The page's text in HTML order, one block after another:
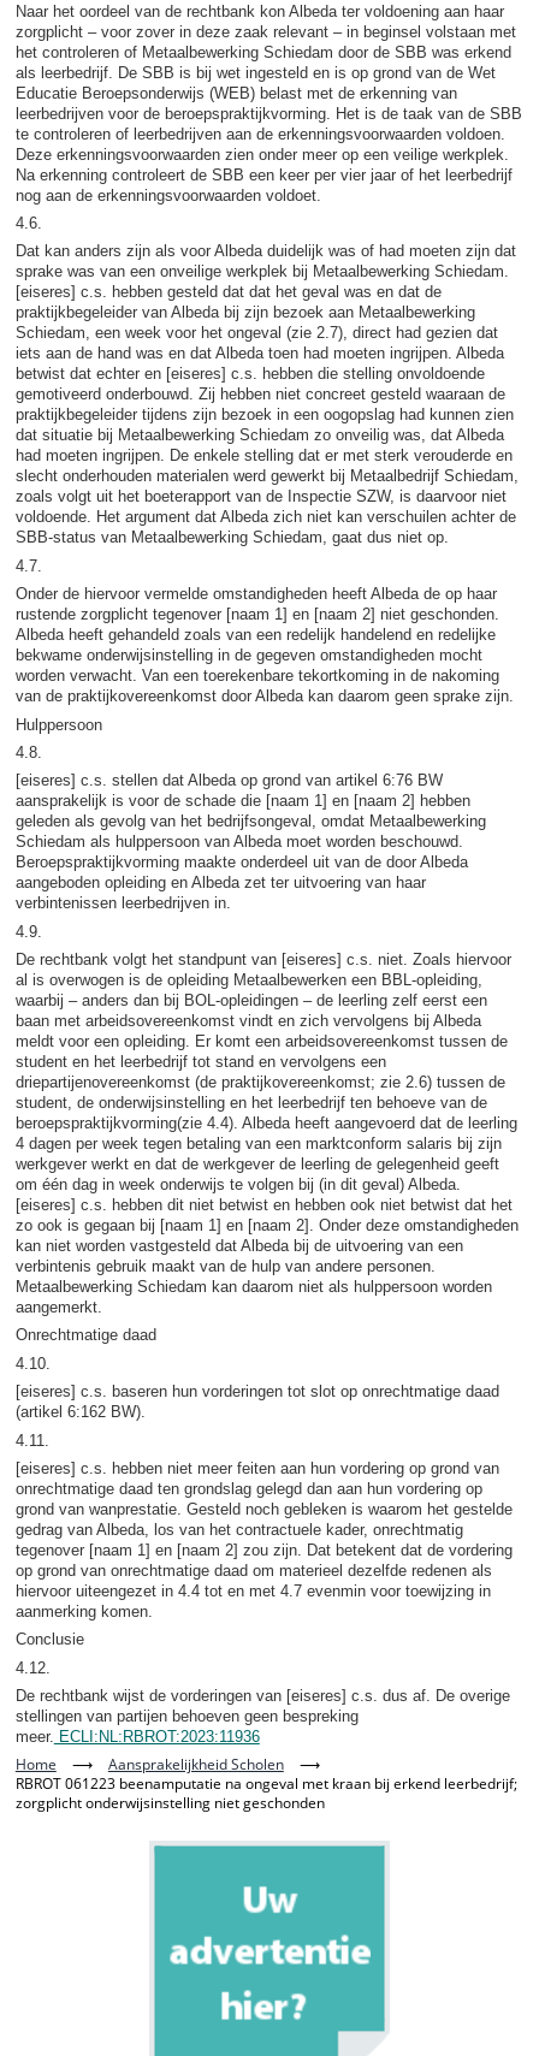
Naar het oordeel van de rechtbank kon Albeda ter voldoening aan haar
zorgplicht – voor zover in deze zaak relevant – in beginsel volstaan met
het controleren of Metaalbewerking Schiedam door de SBB was erkend
als leerbedrijf. De SBB is bij wet ingesteld en is op grond van de Wet
Educatie Beroepsonderwijs (WEB) belast met de erkenning van
leerbedrijven voor de beroepspraktijkvorming. Het is de taak van de SBB
te controleren of leerbedrijven aan de erkenningsvoorwaarden voldoen.
Deze erkenningsvoorwaarden zien onder meer op een veilige werkplek.
Na erkenning controleert de SBB een keer per vier jaar of het leerbedrijf
nog aan de erkenningsvoorwaarden voldoet.
4.6.
Dat kan anders zijn als voor Albeda duidelijk was of had moeten zijn dat
sprake was van een onveilige werkplek bij Metaalbewerking Schiedam.
[eiseres] c.s. hebben gesteld dat dat het geval was en dat de
praktijkbegeleider van Albeda bij zijn bezoek aan Metaalbewerking
Schiedam, een week voor het ongeval (zie 2.7), direct had gezien dat
iets aan de hand was en dat Albeda toen had moeten ingrijpen. Albeda
betwist dat echter en [eiseres] c.s. hebben die stelling onvoldoende
gemotiveerd onderbouwd. Zij hebben niet concreet gesteld waaraan de
praktijkbegeleider tijdens zijn bezoek in een oogopslag had kunnen zien
dat situatie bij Metaalbewerking Schiedam zo onveilig was, dat Albeda
had moeten ingrijpen. De enkele stelling dat er met sterk verouderde en
slecht onderhouden materialen werd gewerkt bij Metaalbedrijf Schiedam,
zoals volgt uit het boeterapport van de Inspectie SZW, is daarvoor niet
voldoende. Het argument dat Albeda zich niet kan verschuilen achter de
SBB-status van Metaalbewerking Schiedam, gaat dus niet op.
4.7.
Onder de hiervoor vermelde omstandigheden heeft Albeda de op haar
rustende zorgplicht tegenover [naam 1] en [naam 2] niet geschonden.
Albeda heeft gehandeld zoals van een redelijk handelend en redelijke
bekwame onderwijsinstelling in de gegeven omstandigheden mocht
worden verwacht. Van een toerekenbare tekortkoming in de nakoming
van de praktijkovereenkomst door Albeda kan daarom geen sprake zijn.
Hulppersoon
4.8.
[eiseres] c.s. stellen dat Albeda op grond van artikel 6:76 BW
aansprakelijk is voor de schade die [naam 1] en [naam 2] hebben
geleden als gevolg van het bedrijfsongeval, omdat Metaalbewerking
Schiedam als hulppersoon van Albeda moet worden beschouwd.
Beroepspraktijkvorming maakte onderdeel uit van de door Albeda
aangeboden opleiding en Albeda zet ter uitvoering van haar
verbintenissen leerbedrijven in.
4.9.
De rechtbank volgt het standpunt van [eiseres] c.s. niet. Zoals hiervoor
al is overwogen is de opleiding Metaalbewerken een BBL-opleiding,
waarbij – anders dan bij BOL-opleidingen – de leerling zelf eerst een
baan met arbeidsovereenkomst vindt en zich vervolgens bij Albeda
meldt voor een opleiding. Er komt een arbeidsovereenkomst tussen de
student en het leerbedrijf tot stand en vervolgens een
driepartijenovereenkomst (de praktijkovereenkomst; zie 2.6) tussen de
student, de onderwijsinstelling en het leerbedrijf ten behoeve van de
beroepspraktijkvorming(zie 4.4). Albeda heeft aangevoerd dat de leerling
4 dagen per week tegen betaling van een marktconform salaris bij zijn
werkgever werkt en dat de werkgever de leerling de gelegenheid geeft
om één dag in week onderwijs te volgen bij (in dit geval) Albeda.
[eiseres] c.s. hebben dit niet betwist en hebben ook niet betwist dat het
zo ook is gegaan bij [naam 1] en [naam 2]. Onder deze omstandigheden
kan niet worden vastgesteld dat Albeda bij de uitvoering van een
verbintenis gebruik maakt van de hulp van andere personen.
Metaalbewerking Schiedam kan daarom niet als hulppersoon worden
aangemerkt.
Onrechtmatige daad
4.10.
[eiseres] c.s. baseren hun vorderingen tot slot op onrechtmatige daad
(artikel 6:162 BW).
4.11.
[eiseres] c.s. hebben niet meer feiten aan hun vordering op grond van
onrechtmatige daad ten grondslag gelegd dan aan hun vordering op
grond van wanprestatie. Gesteld noch gebleken is waarom het gestelde
gedrag van Albeda, los van het contractuele kader, onrechtmatig
tegenover [naam 1] en [naam 2] zou zijn. Dat betekent dat de vordering
op grond van onrechtmatige daad om materieel dezelfde redenen als
hiervoor uiteengezet in 4.4 tot en met 4.7 evenmin voor toewijzing in
aanmerking komen.
Conclusie
4.12.
De rechtbank wijst de vorderingen van [eiseres] c.s. dus af. De overige
stellingen van partijen behoeven geen bespreking
meer. ECLI:NL:RBROT:2023:11936
Home ⟶ Aansprakelijkheid Scholen
⟶
RBROT 061223 beenamputatie na ongeval met kraan bij erkend leerbedrijf;
zorgplicht onderwijsinstelling niet geschonden